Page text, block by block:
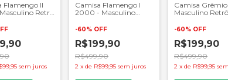
Flamengo II
Retrô
sem juros
Camisa Flamengo I
2000 - Masculino
Vermelho
-60% OFF
R$199,90
R$499,90
2 x de R$99,95 sem juros
Camisa Grêmio
Masculino
-60% OFF
R$199,90
R$499,90
2 x de R$99,95